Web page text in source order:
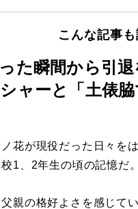
こんな記事
った瞬間から引
ャーと「土俵
花が現役だった日々を
1、2年生の頃の記憶だ。
父親の格好よさを感じて